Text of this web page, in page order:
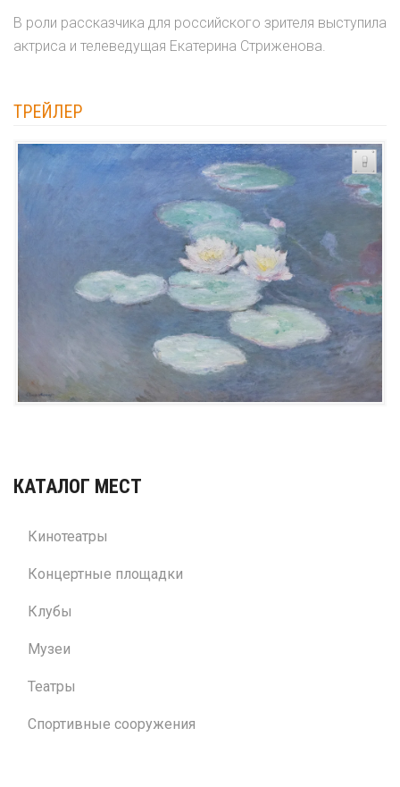
В роли рассказчика для российского зрителя выступила
актриса и телеведущая Екатерина Стриженова.
ТРЕЙЛЕР
КАТАЛОГ МЕСТ
Кинотеатры
Концертные площадки
Клубы
Музеи
Театры
Спортивные сооружения